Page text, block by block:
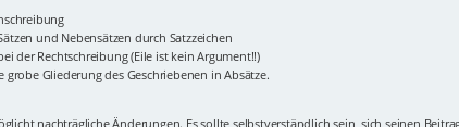
und Nebensätzen durch Satzzeichen
der Rechtschreibung (Eile ist kein Argument!!)
grobe Gliederung des Geschriebenen in Absätze.
nachträgliche Änderungen. Es sollte selbstverständlich sein, sich seinen